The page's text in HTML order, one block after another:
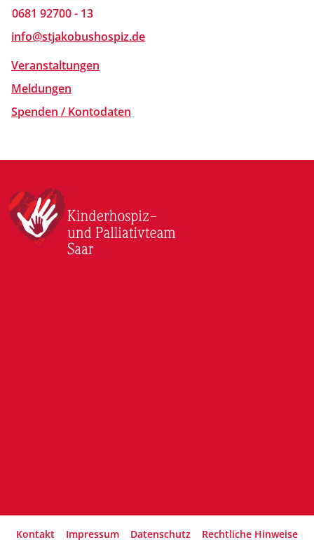
0681 92700 - 13
info@stjakobushospiz.de
Veranstaltungen
Meldungen
Spenden / Kontodaten
Kontakt Impressum Datenschutz Rechtliche Hinweise